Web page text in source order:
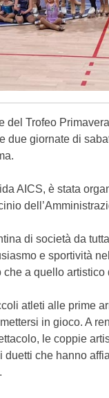
del Trofeo
due giornate di
AICS, è stata
di società da
e sportività
a quello artistico
atleti alle prime
in gioco. A
le coppie
che hanno